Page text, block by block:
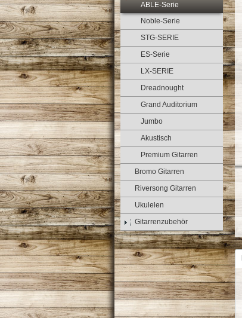
ABLE-Serie
Noble-Serie
STG-SERIE
ES-Serie
LX-SERIE
Dreadnought
Grand Auditorium
Jumbo
Akustisch
Premium Gitarren
Bromo Gitarren
Riversong Gitarren
Ukulelen
Gitarrenzubehör